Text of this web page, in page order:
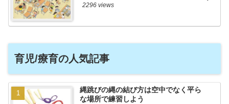
2296 views
育児/療育の人気記事
縄跳びの縄の結び方は空中でなく平ら
な場所で練習しよう